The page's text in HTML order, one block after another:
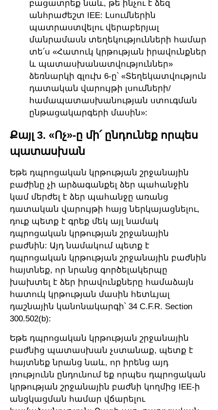
բացատրեք նաև, թե ինչու է ձեզ
անհրաժեշտ IEE: Լսումներին
պատրաստվելու վերաբերյալ
մանրամասն տեղեկությունների համար
տե՛ս «Հատուկ կրթության իրավունքներ
և պատասխանատվություններ»
ձեռնարկի գլուխ 6-ը՝ «Տեղեկատվություն
դատական վարույթի լսումների/
համապատասխանության ստուգման
ընթացակարգերի մասին»:
Քայլ 3. «Ոչ»-ը մի՛ ընդունեք որպես
պատասխան
Եթե դպրոցական կրթության շրջանային
բաժինը չի արձագանքել ձեր պահանջին
կամ մերժել է ձեր պահանջը առանց
դատական վարույթի հայց ներկայացնելու,
դուք պետք է գրեք մեկ այլ նամակ
դպրոցական կրթության շրջանային
բաժնին: Այդ նամակում պետք է
դպրոցական կրթության շրջանային բաժնին
հայտնեք, որ նրանց գործելակերպը
խախտել է ձեր իրավունքները համաձայն
հատուկ կրթության մասին հետևյալ
դաշնային կանոնակարգի՝ 34 C.F.R. Section
300.502(b):
Եթե դպրոցական կրթության շրջանային
բաժնից պատասխան չստանաք, պետք է
հայտնեք նրանց նաև, որ իրենց այդ
լռությունն ընդունում եք որպես դպրոցական
կրթության շրջանային բաժնի կողմից IEE-ի
անցկացման համար վճարելու